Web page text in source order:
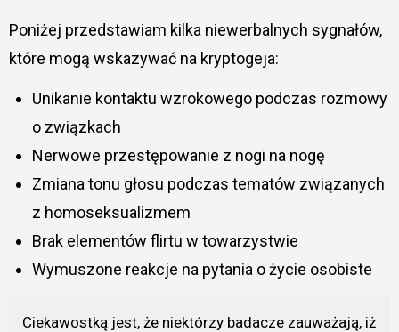
Poniżej przedstawiam kilka niewerbalnych sygnałów,
które mogą wskazywać na kryptogeja:
Unikanie kontaktu wzrokowego podczas rozmowy
o związkach
Nerwowe przestępowanie z nogi na nogę
Zmiana tonu głosu podczas tematów związanych
z homoseksualizmem
Brak elementów flirtu w towarzystwie
Wymuszone reakcje na pytania o życie osobiste
Ciekawostką jest, że niektórzy badacze zauważają, iż